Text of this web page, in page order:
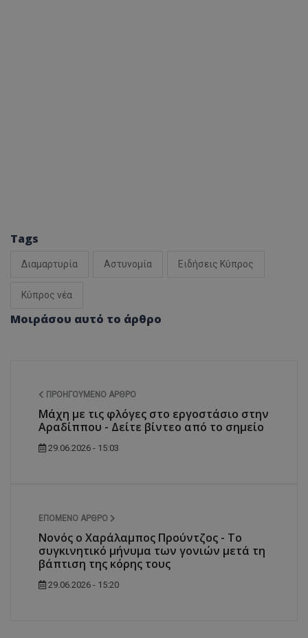
Tags
Διαμαρτυρία Αστυνομία Ειδήσεις Κύπρος
Κύπρος νέα
Μοιράσου αυτό το άρθρο
ΠΡΟΗΓΟΎΜΕΝΟ ΆΡΘΡΟ
Μάχη με τις φλόγες στο εργοστάσιο στην
Αραδίππου - Δείτε βίντεο από το σημείο
29.06.2026 - 15:03
ΕΠΌΜΕΝΟ ΆΡΘΡΟ
Νονός ο Χαράλαμπος Προύντζος - Το
συγκινητικό μήνυμα των γονιών μετά τη
βάπτιση της κόρης τους
29.06.2026 - 15:20